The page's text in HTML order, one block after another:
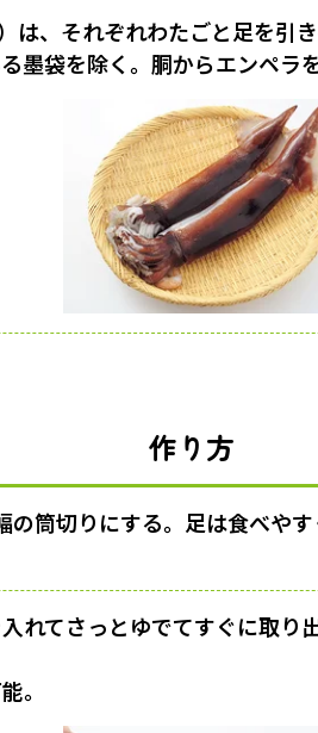
は、それぞれわたごと足を引
墨袋を除く。胴からエンペラ
作り方
筒切りにする。足は食べや
れてさっとゆでてすぐに取り
。